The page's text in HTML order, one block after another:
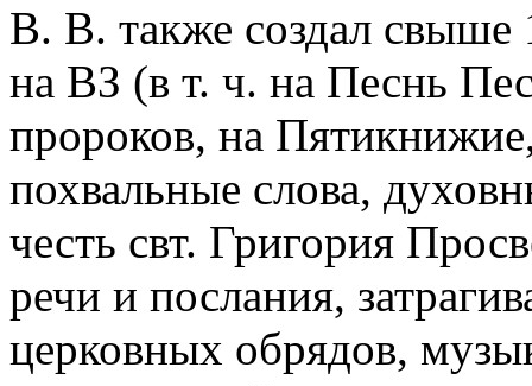
В. В. также создал свыше
на ВЗ (в т. ч. на Песнь
пророков, на
похвальные слова,
честь свт. Григория
речи и послания,
церковных обрядов,